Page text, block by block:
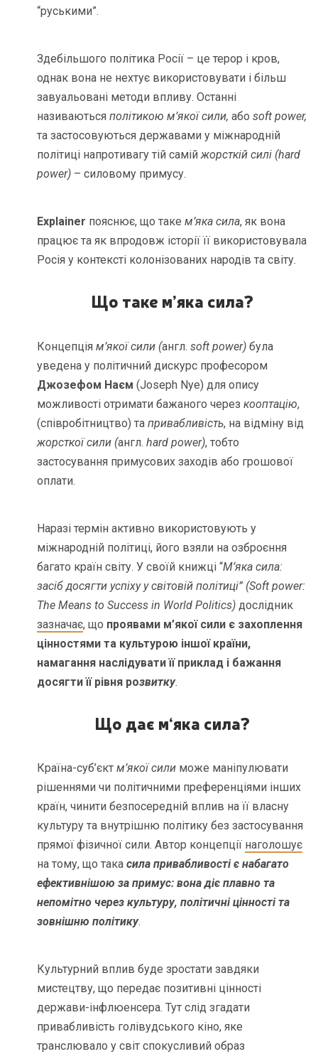
“руськими”.
Здебільшого політика Росії – це терор і кров,
однак вона не нехтує використовувати і більш
завуальовані методи впливу. Останні
називаютьсяполітикою м’якої сили,абоsoft power,
та застосовуються державами у міжнародній
політиці напротивагу тій самійжорсткій силі (hard
power) – силовому примусу.
Explainer пояснює, що такем’яка сила, як вона
працює та як впродовж історії її використовувала
Росія у контексті колонізованих народів та світу.
Що таке м’яка сила?
Концепціям’якої сили (англ.soft power)була
уведена у політичний дискурс професором
Джозефом Наєм (Joseph Nye) для опису
можливості отримати бажаного черезкооптацію,
(співробітництво) тапривабливість, на відміну від
жорсткої сили (англ.hard power), тобто
застосування примусових заходів або грошової
оплати.
Наразі термін активно використовують у
міжнародній політиці, його взяли на озброєння
багато країн світу. У своїй книжці “М’яка сила:
засіб досягти успіху у світовій політиці” (Soft power:
The Means to Success in World Politics) дослідник
зазначає, що проявами м’якої сили є захоплення
цінностями та культурою іншої країни,
намагання наслідувати її приклад і бажання
досягти її рівня розвитку.
Що дає м‘яка сила?
Країна-суб’єктм’якої сили може маніпулювати
рішеннями чи політичними преференціями інших
країн, чинити безпосередній вплив на її власну
культуру та внутрішню політику без застосування
прямої фізичної сили. Автор концепції наголошує
на тому, що такасила привабливості є набагато
ефективнішою за примус: вона діє плавно та
непомітно через культуру, політичні цінності та
зовнішню політику.
Культурний вплив буде зростати завдяки
мистецтву, що передає позитивні цінності
держави-інфлюенсера. Тут слід згадати
привабливість голівудського кіно, яке
транслювало у світ спокусливий образ